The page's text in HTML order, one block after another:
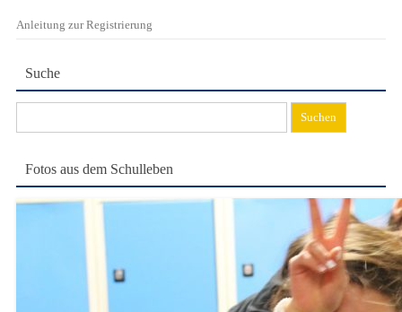
Anleitung zur Registrierung
Suche
nach:
Fotos aus dem Schulleben